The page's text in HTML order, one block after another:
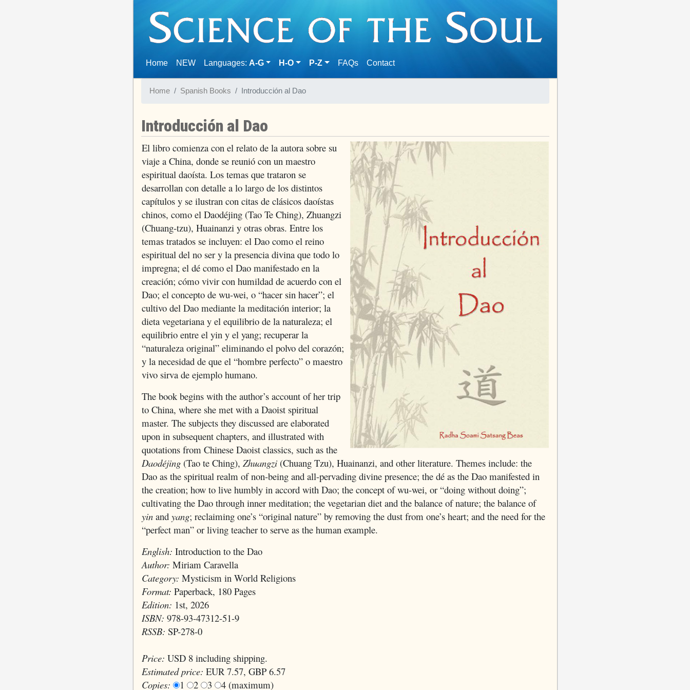
Home(current)
NEW Languages: A-G H-O P-Z FAQs Contact(current)
Home Spanish Books Introducción al Dao
Introducción al Dao
El libro comienza con el relato de la autora sobre su
viaje a China, donde se reunió con un maestro
espiritual daoísta. Los temas que trataron se
desarrollan con detalle a lo largo de los distintos
capítulos y se ilustran con citas de clásicos daoístas
chinos, como el Daodéjing (Tao Te Ching), Zhuangzi
(Chuang-tzu), Huainanzi y otras obras. Entre los
temas tratados se incluyen: el Dao como el reino
espiritual del no ser y la presencia divina que todo lo
impregna; el dé como el Dao manifestado en la
creación; cómo vivir con humildad de acuerdo con el
Dao; el concepto de wu-wei, o “hacer sin hacer”; el
cultivo del Dao mediante la meditación interior; la
dieta vegetariana y el equilibrio de la naturaleza; el
equilibrio entre el yin y el yang; recuperar la
“naturaleza original” eliminando el polvo del corazón;
y la necesidad de que el “hombre perfecto” o maestro
vivo sirva de ejemplo humano.
The book begins with the author’s account of her trip
to China, where she met with a Daoist spiritual
master. The subjects they discussed are elaborated
upon in subsequent chapters, and illustrated with
quotations from Chinese Daoist classics, such as the
Daodéjing(Tao te Ching), Zhuangzi (Chuang Tzu), Huainanzi, and other literature. Themes include: the
Dao as the spiritual realm of non-being and all-pervading divine presence; the dé as the Dao manifested in
the creation; how to live humbly in accord with Dao; the concept of wu-wei, or “doing without doing”;
cultivating the Dao through inner meditation; the vegetarian diet and the balance of nature; the balance of
yinand yang; reclaiming one’s “original nature” by removing the dust from one’s heart; and the need for the
“perfect man” or living teacher to serve as the human example.
English: Introduction to the Dao
Author: Miriam Caravella
Category: Mysticism in World Religions
Format: Paperback, 180 Pages
Edition: 1st, 2026
ISBN: 978-93-47312-51-9
RSSB: SP-278-0
Price: USD 8 including shipping.
Estimated price: EUR 7.57, GBP 6.57
Copies:
1 2 3 4 (maximum)